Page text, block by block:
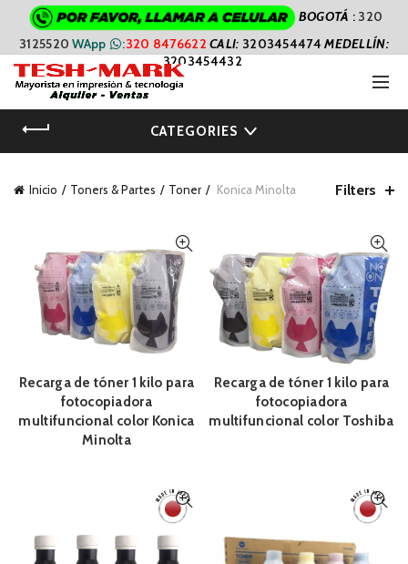
BOGOTÁ : 320
3125520WApp :320 8476622 CALI: 3203454474MEDELLÍN:
3203454432
CATEGORIES
Inicio Toners & Partes Toner Konica Minolta Filters
Recarga de tóner 1 kilo para
fotocopiadora
multifuncional color Konica
Minolta
Recarga de tóner 1 kilo para
fotocopiadora
multifuncional color Toshiba